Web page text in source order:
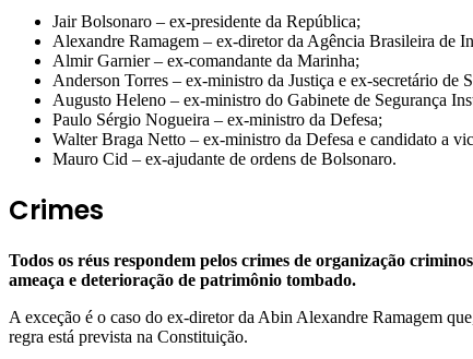
Jair Bolsonaro – ex-presidente da República;
Alexandre Ramagem – ex-diretor da Agência Brasileira de
Almir Garnier – ex-comandante da Marinha;
Anderson Torres – ex-ministro da Justiça e ex-secretário de
Augusto Heleno – ex-ministro do Gabinete de Segurança
Paulo Sérgio Nogueira – ex-ministro da Defesa;
Walter Braga Netto – ex-ministro da Defesa e candidato a
Mauro Cid – ex-ajudante de ordens de Bolsonaro.
Crimes
Todos os réus respondem pelos crimes de organização
ameaça e deterioração de patrimônio tombado.
A exceção é o caso do ex-diretor da Abin Alexandre Ramagem
regra está prevista na Constituição.